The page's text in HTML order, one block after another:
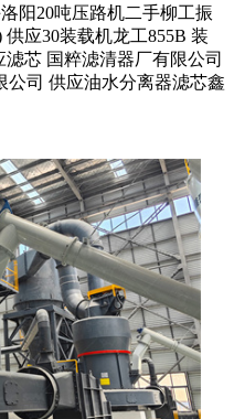
阳20吨压路机二手柳工振
应30装载机龙工855B 装
芯 国粹滤清器厂有限公司
公司 供应油水分离器滤芯鑫